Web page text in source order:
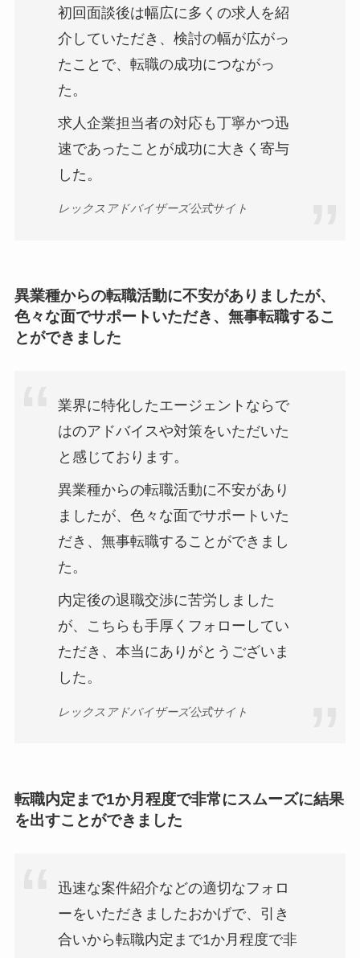
初回面談後は幅広に多くの求人を紹
介していただき、検討の幅が広がっ
たことで、転職の成功につながっ
た。
求人企業担当者の対応も丁寧かつ迅
速であったことが成功に大きく寄与
した。
レックスアドバイザーズ公式サイト
異業種からの転職活動に不安がありましたが、
色々な面でサポートいただき、無事転職するこ
とができました
業界に特化したエージェントならで
はのアドバイスや対策をいただいた
と感じております。
異業種からの転職活動に不安があり
ましたが、色々な面でサポートいた
だき、無事転職することができまし
た。
内定後の退職交渉に苦労しました
が、こちらも手厚くフォローしてい
ただき、本当にありがとうございま
した。
レックスアドバイザーズ公式サイト
転職内定まで1か月程度で非常にスムーズに結果
を出すことができました
迅速な案件紹介などの適切なフォロ
ーをいただきましたおかげで、引き
合いから転職内定まで1か月程度で非